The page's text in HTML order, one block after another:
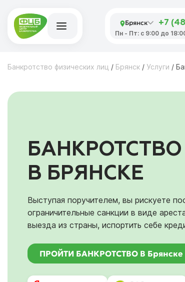
Брянск +7
Пн - Пт: с 9:00 до
Банкротство физических лиц / Брянск / Услуги /
В БРЯНСКЕ
Выступая поручителем, вы рискуете
ограничительные санкции в виде
выезда из страны, испортить себе
ПРОЙТИ БАНКРОТСТВО В Брянске